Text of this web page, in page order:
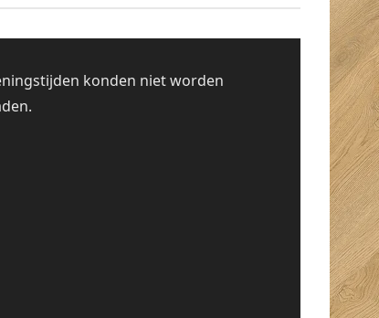
konden niet worden